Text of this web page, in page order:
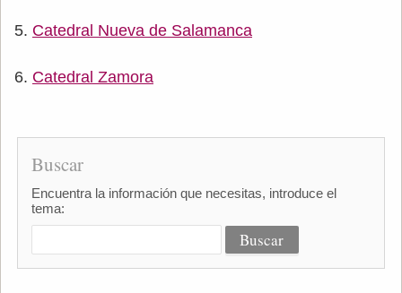
Catedral Nueva de Salamanca
Catedral Zamora
Buscar
Encuentra la información que necesitas, introduce el
tema: